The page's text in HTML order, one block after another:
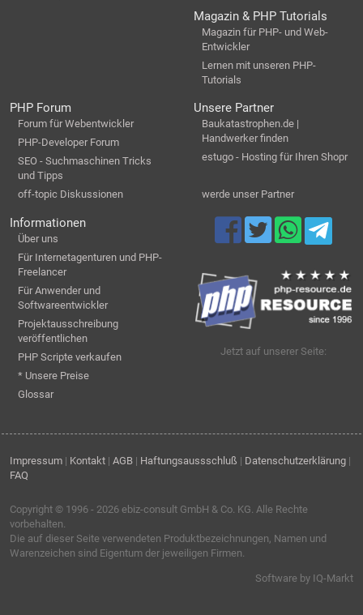
Magazin & PHP Tutorials
Magazin für PHP- und Web-
Entwickler
Lernen mit unseren PHP-
Tutorials
PHP Forum
Forum für Webentwickler
PHP-Developer Forum
SEO - Suchmaschinen Tricks
und Tipps
off-topic Diskussionen
Unsere Partner
Baukatastrophen.de |
Handwerker finden
estugo - Hosting für Ihren Shopr
werde unser Partner
Informationen
Über uns
Für Internetagenturen und PHP-
Freelancer
Für Anwender und
Softwareentwickler
Projektausschreibung
veröffentlichen
PHP Scripte verkaufen
* Unsere Preise
Glossar
Jetzt auf unserer Seite:
Impressum | Kontakt | AGB | Haftungsaussschluß | Datenschutzerklärung |
FAQ
Copyright © 1996 - 2026 ebiz-consult GmbH & Co. KG. Alle Rechte
vorbehalten.
Die auf dieser Seite verwendeten Produktbezeichnungen, Namen und
Warenzeichen sind Eigentum der jeweiligen Firmen.
Software by IQ-Markt